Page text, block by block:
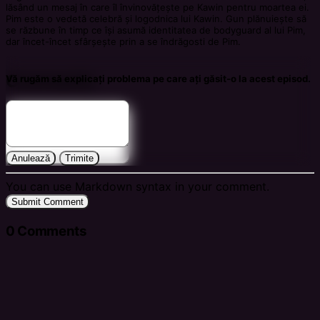
lăsând un mesaj în care îl învinovățește pe Kawin pentru moartea ei.
Pim este o vedetă celebră și logodnica lui Kawin. Gun plănuiește să
se răzbune în timp ce își asumă identitatea de bodyguard al lui Pim,
dar încet-încet sfârșește prin a se îndrăgosti de Pim.
Vă rugăm să explicați problema pe care ați găsit-o la acest episod.
Anulează Trimite
Comments
You can use Markdown syntax in your comment.
Submit Comment
0 Comments